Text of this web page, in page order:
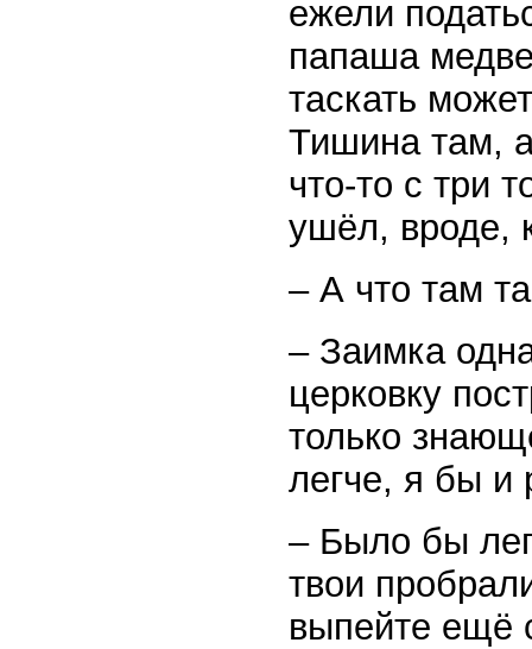
ежели
папаша
таскать
Тишина там, а
что-то с три
ушёл, вроде,
– А что там
– Заимка
церковку
только
легче, я бы и
– Было бы
твои
выпейте ещё